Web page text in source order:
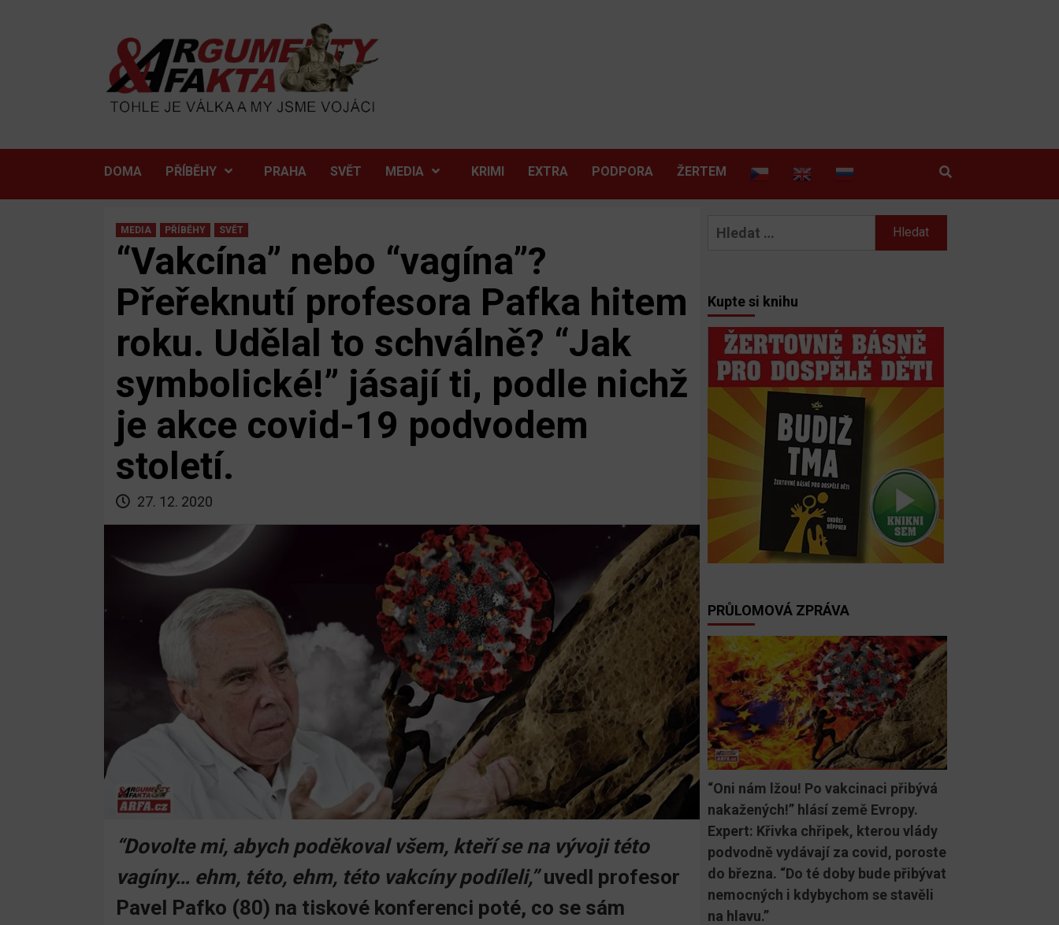
DOMA PŘÍBĚHY PRAHA SVĚT MEDIA KRIMI EXTRA PODPORA ŽERTEM
MEDIA PŘÍBĚHY SVĚT
“Vakcína” nebo “vagína”?
Přeřeknutí profesora Pafka hitem
roku. Udělal to schválně? “Jak
symbolické!” jásají ti, podle nichž
je akce covid-19 podvodem
století.
27. 12. 2020
“Dovolte mi, abych poděkoval všem, kteří se na vývoji této
vagíny… ehm, této, ehm, této vakcíny podíleli,”uvedl profesor
Pavel Pafko (80) na tiskové konferenci poté, co se sám
Vyhledávání
Kupte si knihu
PRŮLOMOVÁ ZPRÁVA
“Oni nám lžou! Po vakcinaci přibývá
nakažených!” hlásí země Evropy.
Expert: Křivka chřipek, kterou vlády
podvodně vydávají za covid, poroste
do března. “Do té doby bude přibývat
nemocných i kdybychom se stavěli
na hlavu.”